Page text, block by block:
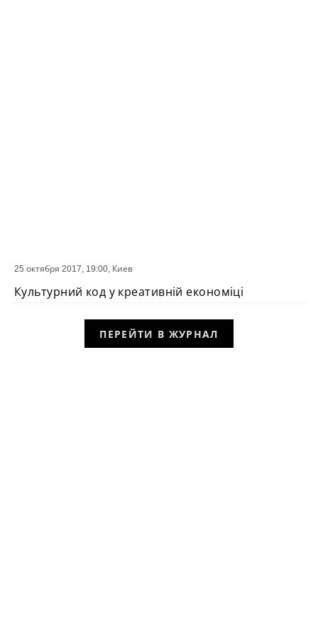
СОБЫТИЕ
25 октября 2017, 19:00, Киев
Культурний код у креативній економіці
ПЕРЕЙТИ В ЖУРНАЛ